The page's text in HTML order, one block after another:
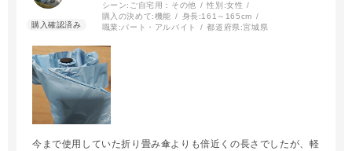
シーン: ご自宅用：その他 性別:女性
購入の決めて:機能 身長:161～165cm
職業:パート・アルバイト 都道府県:宮城県
今まで使用していた折り畳み傘よりも倍近くの長さでしたが、軽